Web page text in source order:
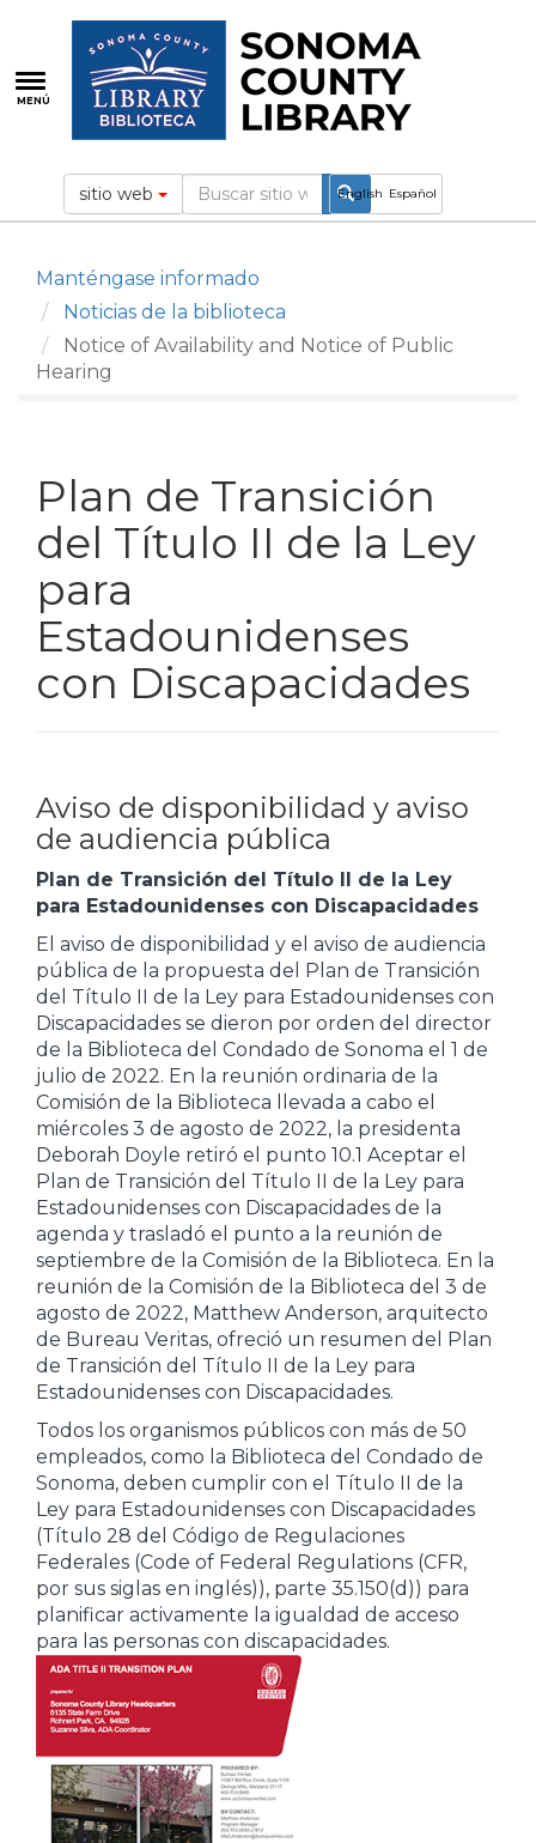
contenido
principal
MENÚ
English Español
sitio web
Manténgase informado
Noticias de la biblioteca
Notice of Availability and Notice of Public
Hearing
Plan de Transición
del Título II de la Ley
para
Estadounidenses
con Discapacidades
Aviso de disponibilidad y aviso
de audiencia pública
Plan de Transición del Título II de la Ley
para Estadounidenses con Discapacidades
El aviso de disponibilidad y el aviso de audiencia
pública de la propuesta del Plan de Transición
del Título II de la Ley para Estadounidenses con
Discapacidades se dieron por orden del director
de la Biblioteca del Condado de Sonoma el 1 de
julio de 2022. En la reunión ordinaria de la
Comisión de la Biblioteca llevada a cabo el
miércoles 3 de agosto de 2022, la presidenta
Deborah Doyle retiró el punto 10.1 Aceptar el
Plan de Transición del Título II de la Ley para
Estadounidenses con Discapacidades de la
agenda y trasladó el punto a la reunión de
septiembre de la Comisión de la Biblioteca. En la
reunión de la Comisión de la Biblioteca del 3 de
agosto de 2022, Matthew Anderson, arquitecto
de Bureau Veritas, ofreció un resumen del Plan
de Transición del Título II de la Ley para
Estadounidenses con Discapacidades.
Todos los organismos públicos con más de 50
empleados, como la Biblioteca del Condado de
Sonoma, deben cumplir con el Título II de la
Ley para Estadounidenses con Discapacidades
(Título 28 del Código de Regulaciones
Federales (Code of Federal Regulations (CFR,
por sus siglas en inglés)), parte 35.150(d)) para
planificar activamente la igualdad de acceso
para las personas con discapacidades.